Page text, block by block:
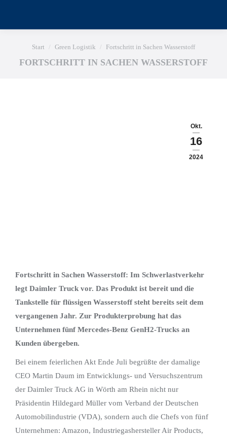
Sie befinden sich hier:
Start Green Logistik Fortschritt in Sachen Wasserstoff
FORTSCHRITT IN SACHEN WASSERSTOFF
Okt.
16
2024
Fortschritt in Sachen Wasserstoff: Im Schwerlastverkehr
legt Daimler Truck vor. Das Produkt ist bereit und die
Tankstelle für flüssigen Wasserstoff steht bereits seit dem
vergangenen Jahr. Zur Produkterprobung hat das
Unternehmen fünf Mercedes-Benz GenH2-Trucks an
Kunden übergeben.
Bei einem feierlichen Akt Ende Juli begrüßte der damalige
CEO Martin Daum im Entwicklungs- und Versuchszentrum
der Daimler Truck AG in Wörth am Rhein nicht nur
Präsidentin Hildegard Müller vom Verband der Deutschen
Automobilindustrie (VDA), sondern auch die Chefs von fünf
Unternehmen: Amazon, Industriegashersteller Air Products,